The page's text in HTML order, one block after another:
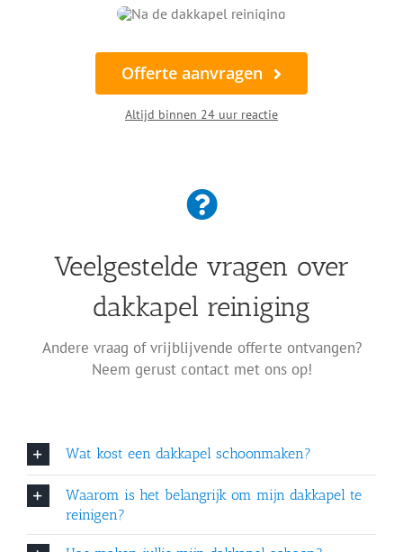
Offerte aanvragen
Altijd binnen 24 uur reactie
Veelgestelde vragen over
dakkapel reiniging
Andere vraag of vrijblijvende offerte ontvangen?
Neem gerust contact met ons op!
Wat kost een dakkapel schoonmaken?
Waarom is het belangrijk om mijn dakkapel te
reinigen?